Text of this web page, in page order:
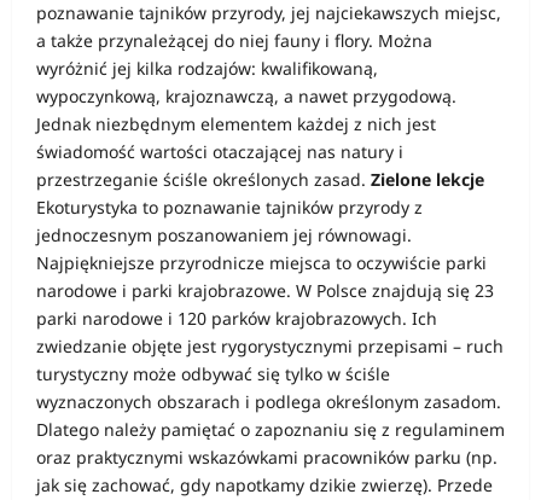
poznawanie tajników przyrody, jej najciekawszych miejsc,
a także przynależącej do niej fauny i flory. Można
wyróżnić jej kilka rodzajów: kwalifikowaną,
wypoczynkową, krajoznawczą, a nawet przygodową.
Jednak niezbędnym elementem każdej z nich jest
świadomość wartości otaczającej nas natury i
przestrzeganie ściśle określonych zasad. Zielone lekcje
Ekoturystyka to poznawanie tajników przyrody z
jednoczesnym poszanowaniem jej równowagi.
Najpiękniejsze przyrodnicze miejsca to oczywiście parki
narodowe i parki krajobrazowe. W Polsce znajdują się 23
parki narodowe i 120 parków krajobrazowych. Ich
zwiedzanie objęte jest rygorystycznymi przepisami – ruch
turystyczny może odbywać się tylko w ściśle
wyznaczonych obszarach i podlega określonym zasadom.
Dlatego należy pamiętać o zapoznaniu się z regulaminem
oraz praktycznymi wskazówkami pracowników parku (np.
jak się zachować, gdy napotkamy dzikie zwierzę). Przede